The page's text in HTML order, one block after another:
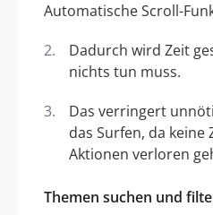
Automatische Scroll-
Dadurch wird Zeit
nichts tun muss.
Das verringert
das Surfen, da
Aktionen verloren
Themen suchen und